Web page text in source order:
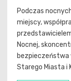
Podczas
miejscy,
Nocnej,
bezpieczeństwa
Starego Miasta i